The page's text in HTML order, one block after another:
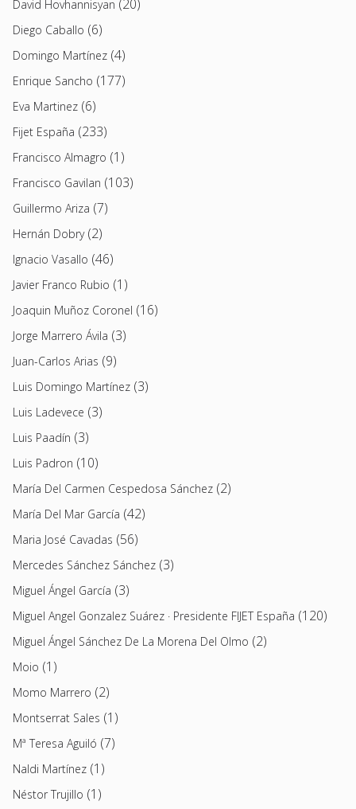
David Hovhannisyan (20)
Diego Caballo (6)
Domingo Martínez (4)
Enrique Sancho (177)
Eva Martinez (6)
Fijet España (233)
Francisco Almagro (1)
Francisco Gavilan (103)
Guillermo Ariza (7)
Hernán Dobry(2)
Ignacio Vasallo (46)
Javier Franco Rubio (1)
Joaquin Muñoz Coronel (16)
Jorge Marrero Ávila (3)
Juan-Carlos Arias (9)
Luis Domingo Martínez (3)
Luis Ladevece (3)
Luis Paadín (3)
Luis Padron (10)
María Del Carmen Cespedosa Sánchez (2)
María Del Mar García (42)
Maria José Cavadas (56)
Mercedes Sánchez Sánchez (3)
Miguel Ángel García (3)
Miguel Angel Gonzalez Suárez · Presidente FIJET España (120)
Miguel Ángel Sánchez De La Morena Del Olmo (2)
Moio (1)
Momo Marrero (2)
Montserrat Sales (1)
Mª Teresa Aguiló (7)
Naldi Martínez (1)
Néstor Trujillo (1)